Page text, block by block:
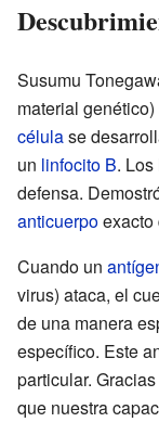
Susumu
material
célulase
un linfocito B.
defensa.
anticuerpoexacto
Cuando un
virus) ataca, el
de una manera
específico. Este
particular.
que nuestra